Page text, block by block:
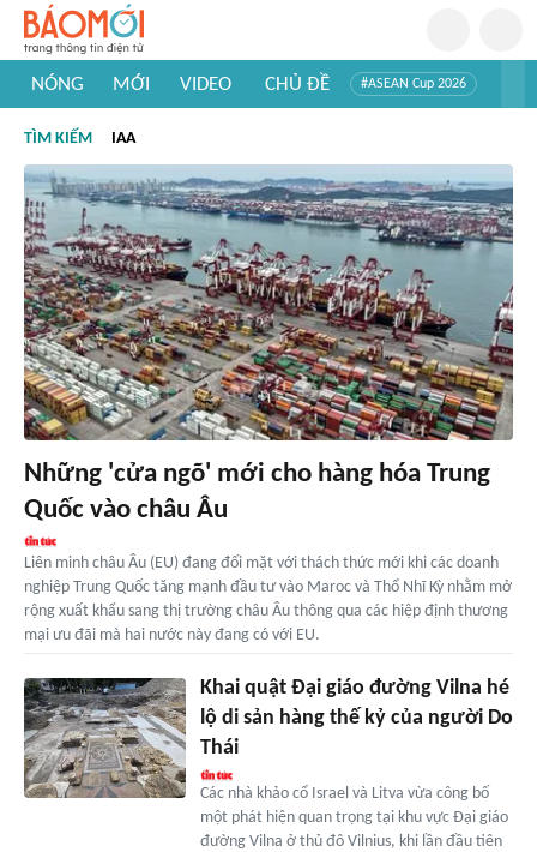
NÓNG MỚI VIDEO CHỦ ĐỀ #ASEAN Cup 2026
#Khám phá thế giới
TÌM KIẾM IAA
Những 'cửa ngõ' mới cho hàng hóa Trung
Quốc vào châu Âu
Liên minh châu Âu (EU) đang đối mặt với thách thức mới khi các doanh
nghiệp Trung Quốc tăng mạnh đầu tư vào Maroc và Thổ Nhĩ Kỳ nhằm mở
rộng xuất khẩu sang thị trường châu Âu thông qua các hiệp định thương
mại ưu đãi mà hai nước này đang có với EU.
Khai quật Đại giáo đường Vilna hé
lộ di sản hàng thế kỷ của người Do
Thái
Các nhà khảo cổ Israel và Litva vừa công bố
một phát hiện quan trọng tại khu vực Đại giáo
đường Vilna ở thủ đô Vilnius, khi lần đầu tiên